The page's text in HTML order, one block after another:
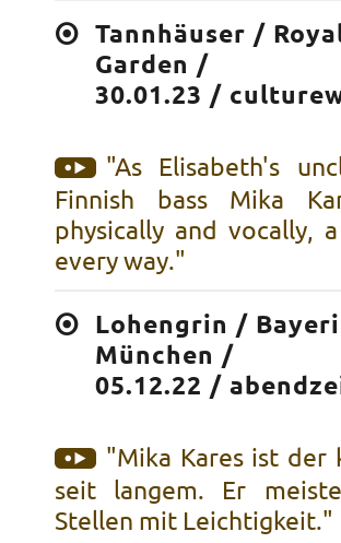
Tannhäuser /
Garden /
30.01.23 /
"As Elisabeth's
Finnish bass Mika
physically and vocally,
every way."
Lohengrin /
München /
05.12.22 /
"Mika Kares ist der
seit langem. Er
Stellen mit Leichtigkeit."